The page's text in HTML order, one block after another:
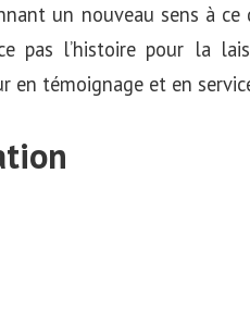
un nouveau sens à
pas l’histoire pour la
en témoignage et en